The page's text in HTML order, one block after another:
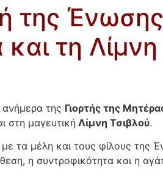
της Ένωσης
τη Λίμνη
ανήμερα της Γιορτής της
στη μαγευτική Λίμνη Τσιβλού.
τα μέλη και τους φίλους της
η συντροφικότητα και η